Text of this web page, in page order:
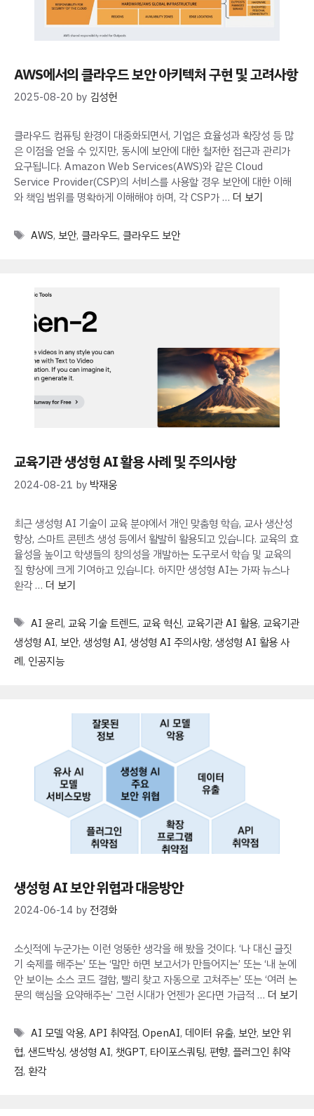
AWS에서의 클라우드 보안 아키텍처 구현 및 고려사항
2025-08-20 by 김성헌
클라우드 컴퓨팅 환경이 대중화되면서, 기업은 효율성과 확장성 등 많
은 이점을 얻을 수 있지만, 동시에 보안에 대한 철저한 접근과 관리가
요구됩니다. Amazon Web Services(AWS)와 같은 Cloud
Service Provider(CSP)의 서비스를 사용할 경우 보안에 대한 이해
와 책임 범위를 명확하게 이해해야 하며, 각 CSP가 … 더 보기
Tags
AWS, 보안, 클라우드, 클라우드 보안
교육기관 생성형 AI 활용 사례 및 주의사항
2024-08-21 by 박재웅
최근 생성형 AI 기술이 교육 분야에서 개인 맞춤형 학습, 교사 생산성
향상, 스마트 콘텐츠 생성 등에서 활발히 활용되고 있습니다. 교육의 효
율성을 높이고 학생들의 창의성을 개발하는 도구로서 학습 및 교육의
질 향상에 크게 기여하고 있습니다. 하지만 생성형 AI는 가짜 뉴스나
환각 … 더 보기
Tags
AI 윤리, 교육 기술 트렌드, 교육 혁신, 교육기관 AI 활용, 교육기관
생성형 AI, 보안, 생성형 AI, 생성형 AI 주의사항, 생성형 AI 활용 사
례, 인공지능
생성형 AI 보안 위협과 대응방안
2024-06-14 by 전경화
소싯적에 누군가는 이런 엉뚱한 생각을 해 봤을 것이다. ‘나 대신 글짓
기 숙제를 해주는’ 또는 ‘말만 하면 보고서가 만들어지는’ 또는 ‘내 눈에
안 보이는 소스 코드 결함, 빨리 찾고 자동으로 고쳐주는’ 또는 ‘여러 논
문의 핵심을 요약해주는’ 그런 시대가 언젠가 온다면 가급적 … 더 보기
Tags
AI 모델 악용, API 취약점, OpenAI, 데이터 유출, 보안, 보안 위
협, 샌드박싱, 생성형 AI, 챗GPT, 타이포스쿼팅, 편향, 플러그인 취약
점, 환각